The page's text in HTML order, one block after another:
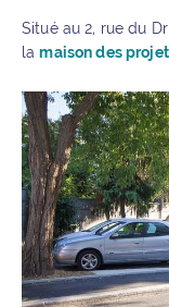
Situé au 2, rue du
lamaison des